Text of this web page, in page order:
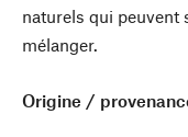
naturels qui peuvent
mélanger.
Origine /